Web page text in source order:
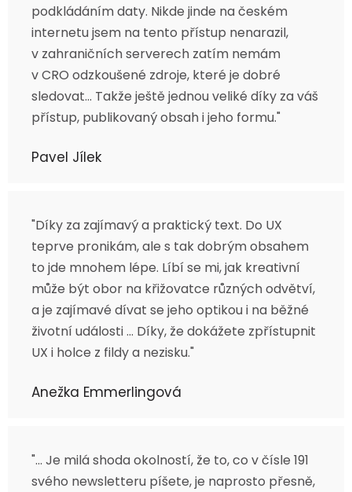
podkládáním daty. Nikde jinde na českém
internetu jsem na tento přístup nenarazil,
v zahraničních serverech zatím nemám
v CRO odzkoušené zdroje, které je dobré
sledovat... Takže ještě jednou veliké díky za váš
přístup, publikovaný obsah i jeho formu."
Pavel Jílek
"Díky za zajímavý a praktický text. Do UX
teprve pronikám, ale s tak dobrým obsahem
to jde mnohem lépe. Líbí se mi, jak kreativní
může být obor na křižovatce různých odvětví,
a je zajímavé dívat se jeho optikou i na běžné
životní události ... Díky, že dokážete zpřístupnit
UX i holce z fildy a nezisku."
Anežka Emmerlingová
"... Je milá shoda okolností, že to, co v čísle 191
svého newsletteru píšete, je naprosto přesně,